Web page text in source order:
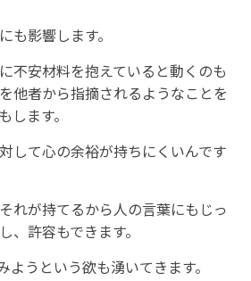
も影響します。
不安材料を抱えていると動くのも
他者から指摘されるようなことを
します。
して心の余裕が持ちにくいんです
れが持てるから人の言葉にもじっ
、許容もできます。
ようという欲も湧いてきます。